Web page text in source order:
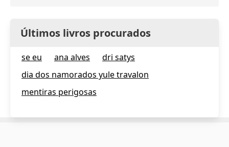
Últimos livros procurados
se eu ana alves
dri satys
dia dos namorados yule travalon
mentiras perigosas